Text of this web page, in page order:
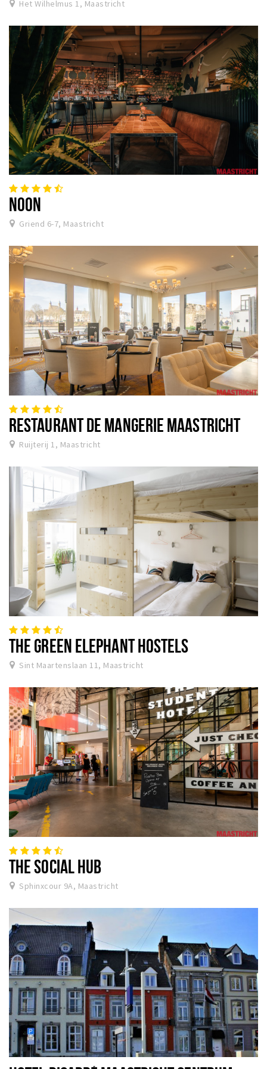
Het Wilhelmus 1, Maastricht
NOON
Griend 6-7, Maastricht
RESTAURANT DE MANGERIE MAASTRICHT
Ruijterij 1, Maastricht
THE GREEN ELEPHANT HOSTELS
Sint Maartenslaan 11, Maastricht
THE SOCIAL HUB
Sphinxcour 9A, Maastricht